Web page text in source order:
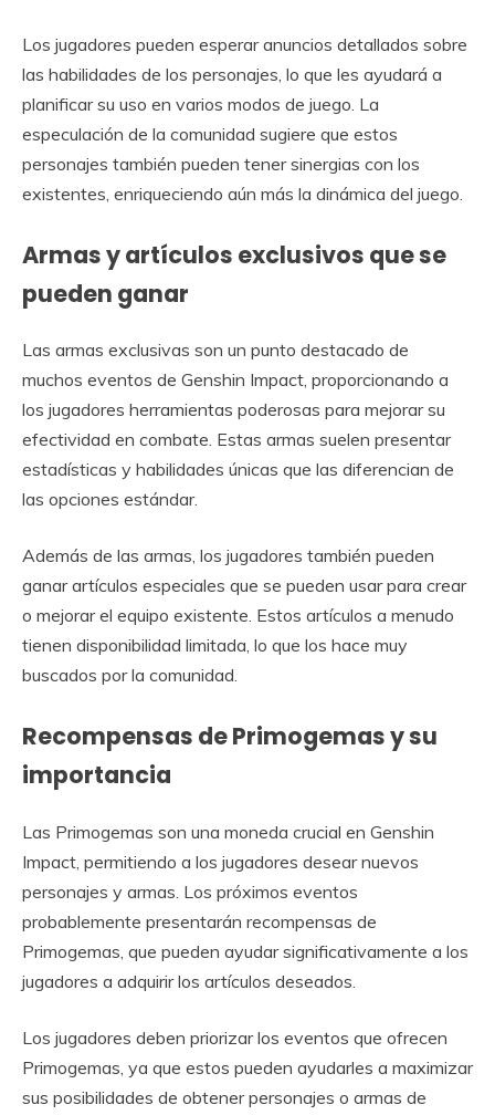
Los jugadores pueden esperar anuncios detallados sobre
las habilidades de los personajes, lo que les ayudará a
planificar su uso en varios modos de juego. La
especulación de la comunidad sugiere que estos
personajes también pueden tener sinergias con los
existentes, enriqueciendo aún más la dinámica del juego.
Armas y artículos exclusivos que se
pueden ganar
Las armas exclusivas son un punto destacado de
muchos eventos de Genshin Impact, proporcionando a
los jugadores herramientas poderosas para mejorar su
efectividad en combate. Estas armas suelen presentar
estadísticas y habilidades únicas que las diferencian de
las opciones estándar.
Además de las armas, los jugadores también pueden
ganar artículos especiales que se pueden usar para crear
o mejorar el equipo existente. Estos artículos a menudo
tienen disponibilidad limitada, lo que los hace muy
buscados por la comunidad.
Recompensas de Primogemas y su
importancia
Las Primogemas son una moneda crucial en Genshin
Impact, permitiendo a los jugadores desear nuevos
personajes y armas. Los próximos eventos
probablemente presentarán recompensas de
Primogemas, que pueden ayudar significativamente a los
jugadores a adquirir los artículos deseados.
Los jugadores deben priorizar los eventos que ofrecen
Primogemas, ya que estos pueden ayudarles a maximizar
sus posibilidades de obtener personajes o armas de